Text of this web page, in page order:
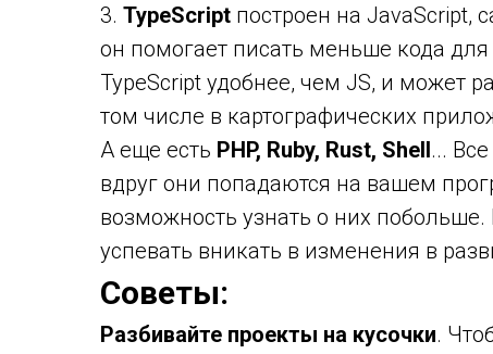
3. TypeScript построен на JavaScript,
он помогает писать меньше кода
TypeScript удобнее, чем JS, и может
том числе в картографических
А еще есть PHP, Ruby, Rust, Shell...
вдруг они попадаются на вашем
возможность узнать о них
успевать вникать в изменения в
Советы:
Разбивайте проекты на кусочки.